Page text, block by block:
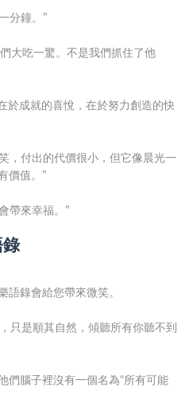
分鐘。”
大吃一驚。不是我們抓住了他
於成就的喜悅，在於努力創造的快
，付出的代價很小，但它像晨光一
價值。”
帶來幸福。”
錄會給您帶來微笑。
只是順其自然，傾聽所有你聽不到
們腦子裡沒有一個名為“所有可能